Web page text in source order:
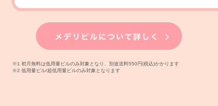
※1 初月無料は低用量ピルのみ対象となり、別途送料550円(税込)かかります
※2 低用量ピル/超低用量ピルのみ対象となります